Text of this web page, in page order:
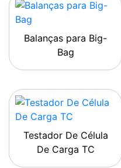
Balanças para Big-
Bag
Testador De Célula
De Carga TC